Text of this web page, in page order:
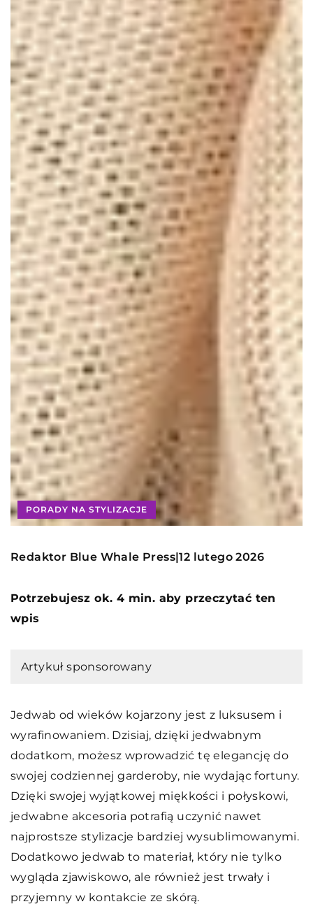
PORADY NA STYLIZACJE
Redaktor Blue Whale Press|12 lutego 2026
Potrzebujesz ok. 4 min. aby przeczytać ten
wpis
Artykuł sponsorowany
Jedwab od wieków kojarzony jest z luksusem i
wyrafinowaniem. Dzisiaj, dzięki jedwabnym
dodatkom, możesz wprowadzić tę elegancję do
swojej codziennej garderoby, nie wydając fortuny.
Dzięki swojej wyjątkowej miękkości i połyskowi,
jedwabne akcesoria potrafią uczynić nawet
najprostsze stylizacje bardziej wysublimowanymi.
Dodatkowo jedwab to materiał, który nie tylko
wygląda zjawiskowo, ale również jest trwały i
przyjemny w kontakcie ze skórą.